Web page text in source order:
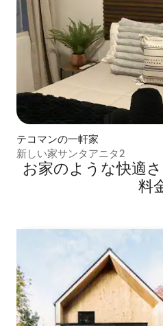
テコマンの一軒家
新しい家サンタアニタ2
お家のような快⁠適⁠
料⁠